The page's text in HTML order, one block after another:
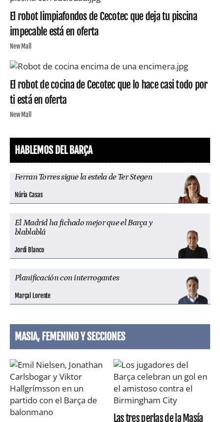
El robot limpiafondos de Cecotec que deja tu piscina
impecable está en oferta
New Mall
El robot de cocina de Cecotec que lo hace casi todo por
ti está en oferta
New Mall
HABLEMOS DEL BARÇA
Ferran Torres sigue la estela de Ter Stegen
Núria Casas
El Madrid ha fichado mejor que el Barça y
blablablá
Jordi Blanco
Planificación con interrogantes
Marçal Lorente
MASIA, FEMENINO Y SECCIONES
Las tres perlas de la Masía